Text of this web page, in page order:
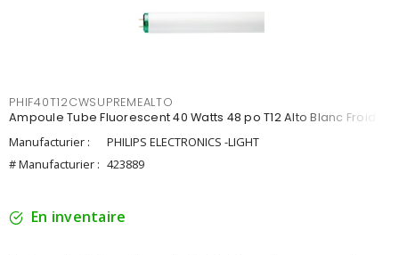
PHIF40T12CWSUPREMEALTO
Ampoule Tube Fluorescent 40 Watts 48 po T12 Alto Blanc Froid
Manufacturier :
PHILIPS ELECTRONICS -LIGHT
# Manufacturier : 423889
En inventaire